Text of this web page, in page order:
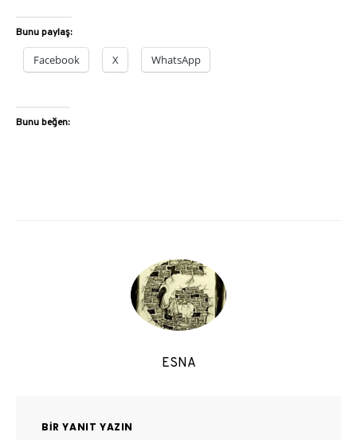
Bunu paylaş:
Facebook X WhatsApp
Bunu beğen:
ESNA
BIR YANIT YAZIN